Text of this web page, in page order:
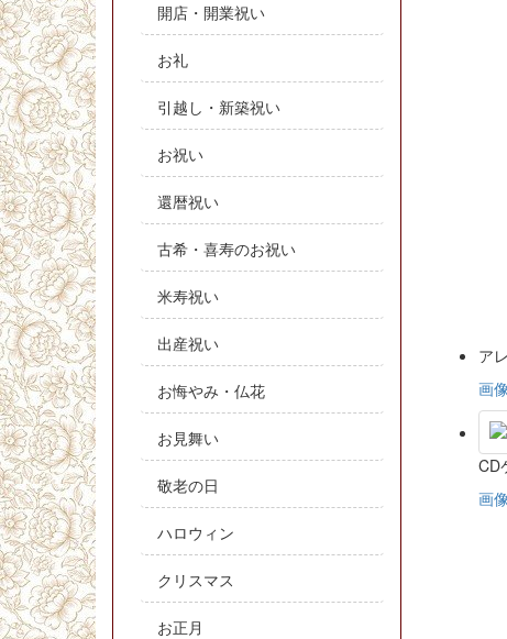
ア
画
CD
画
開店・開業祝い
お礼
引越し・新築祝い
お祝い
還暦祝い
古希・喜寿のお祝い
米寿祝い
出産祝い
お悔やみ・仏花
お見舞い
敬老の日
ハロウィン
クリスマス
お正月